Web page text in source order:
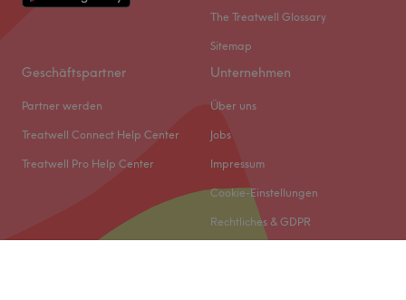
The Treatwell Glossary
Sitemap
Geschäftspartner
Partner werden
Treatwell Connect Help Center
Treatwell Pro Help Center
Unternehmen
Über uns
Jobs
Impressum
Cookie-Einstellungen
Rechtliches & GDPR